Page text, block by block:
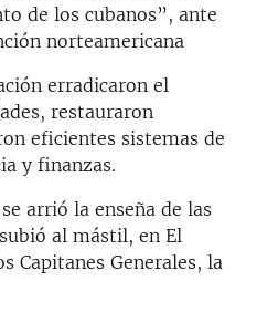
de los cubanos”, ante
norteamericana
erradicaron el
restauraron
eficientes sistemas de
y finanzas.
arrió la enseña de las
al mástil, en El
Capitanes Generales, la